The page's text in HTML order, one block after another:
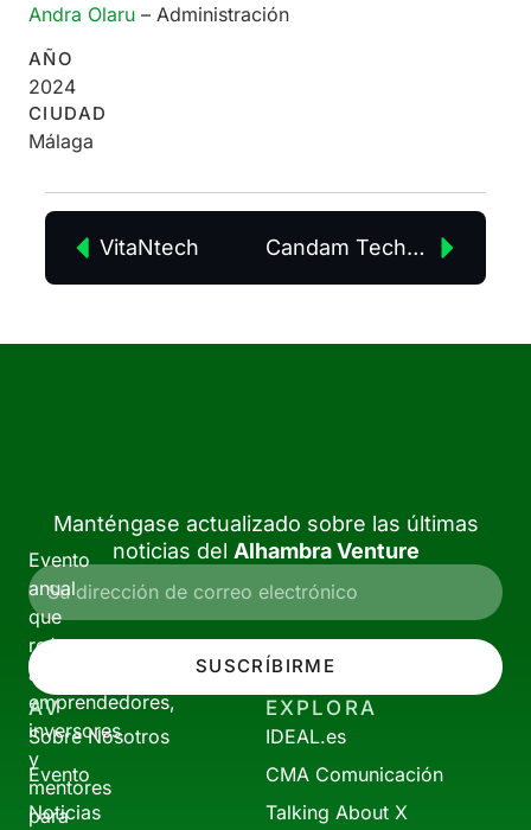
Andra Olaru – Administración
AÑO
2024
CIUDAD
Málaga
VitaNtech Candam Technologies
Evento
anual
que
reúne
a
emprendedores,
inversores
y
mentores
para
Manténgase actualizado sobre las últimas
noticias del Alhambra Venture
SUSCRÍBIRME
AV
Sobre Nosotros
Evento
Noticias
EXPLORA
IDEAL.es
CMA Comunicación
Talking About X